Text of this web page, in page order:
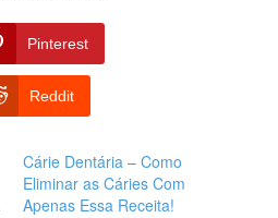
Pinterest
Reddit
Cárie Dentária – Como
Eliminar as Cáries Com
Apenas Essa Receita!